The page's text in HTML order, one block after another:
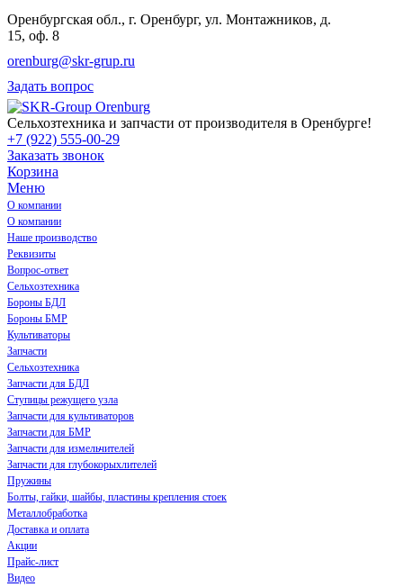
Оренбургская обл., г. Оренбург, ул. Монтажников, д.
15, оф. 8
orenburg@skr-grup.ru
Задать вопрос
Сельхозтехника и запчасти от производителя в Оренбурге!
+7 (922) 555-00-29
Заказать звонок
Корзина
Меню
О компании
О компании
Наше производство
Реквизиты
Вопрос-ответ
Сельхозтехника
Бороны БДЛ
Бороны БМР
Культиваторы
Запчасти
Сельхозтехника
Запчасти для БДЛ
Ступицы режущего узла
Запчасти для культиваторов
Запчасти для БМР
Запчасти для измельчителей
Запчасти для глубокорыхлителей
Пружины
Болты, гайки, шайбы, пластины крепления стоек
Металлобработка
Доставка и оплата
Акции
Прайс-лист
Видео